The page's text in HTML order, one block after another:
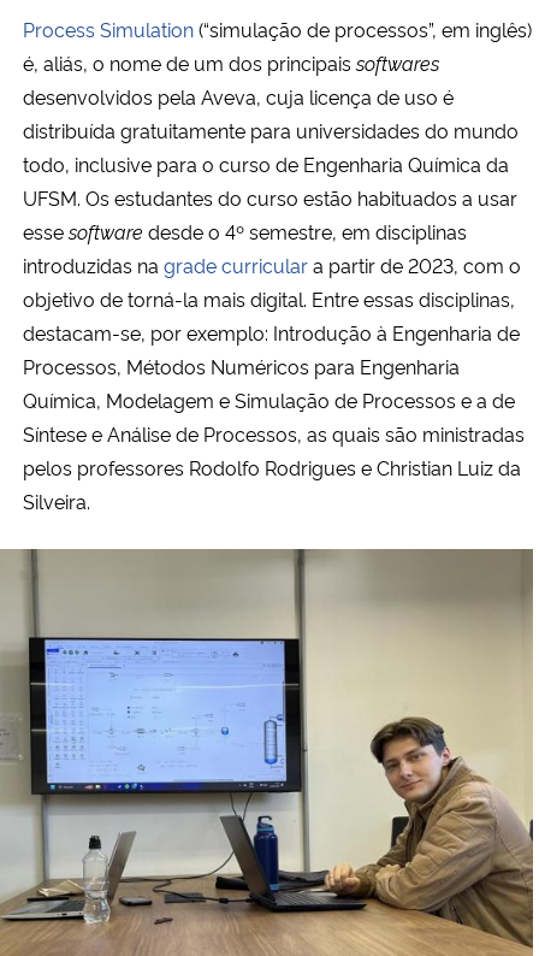
Process Simulation(“simulação de processos”, em inglês)
é, aliás, o nome de um dos principaissoftwares
desenvolvidos pela Aveva, cuja licença de uso é
distribuída gratuitamente para universidades do mundo
todo, inclusive para o curso de Engenharia Química da
UFSM. Os estudantes do curso estão habituados a usar
essesoftware desde o 4º semestre, em disciplinas
introduzidas na grade curriculara partir de 2023, com o
objetivo de torná-la mais digital. Entre essas disciplinas,
destacam-se, por exemplo: Introdução à Engenharia de
Processos, Métodos Numéricos para Engenharia
Química, Modelagem e Simulação de Processos e a de
Síntese e Análise de Processos, as quais são ministradas
pelos professores Rodolfo Rodrigues e Christian Luiz da
Silveira.